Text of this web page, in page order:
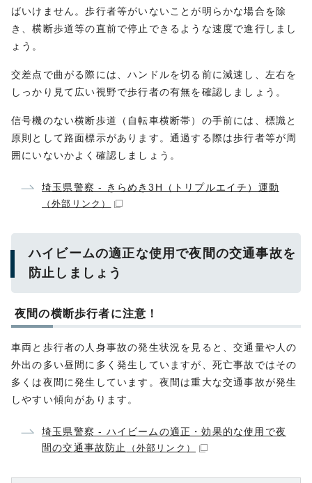
ばいけません。歩行者等がいないことが明らかな場合を除
き、横断歩道等の直前で停止できるような速度で進行しまし
ょう。
交差点で曲がる際には、ハンドルを切る前に減速し、左右を
しっかり見て広い視野で歩行者の有無を確認しましょう。
信号機のない横断歩道（自転車横断帯）の手前には、標識と
原則として路面標示があります。通過する際は歩行者等が周
囲にいないかよく確認しましょう。
埼玉県警察 - きらめき3H（トリプルエイチ）運動
（外部リンク）
ハイビームの適正な使用で夜間の交通事故を
防止しましょう
夜間の横断歩行者に注意！
車両と歩行者の人身事故の発生状況を見ると、交通量や人の
外出の多い昼間に多く発生していますが、死亡事故ではその
多くは夜間に発生しています。夜間は重大な交通事故が発生
しやすい傾向があります。
埼玉県警察 - ハイビームの適正・効果的な使用で夜
間の交通事故防止
（外部リンク）